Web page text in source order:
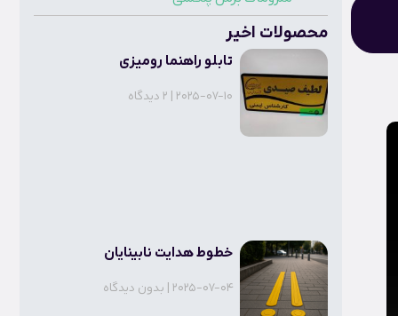
محصولات اخیر
تابلو راهنما رومیزی
2025-07-10
خطوط هدایت نابینایان
2025-07-04 بدون دیدگاه